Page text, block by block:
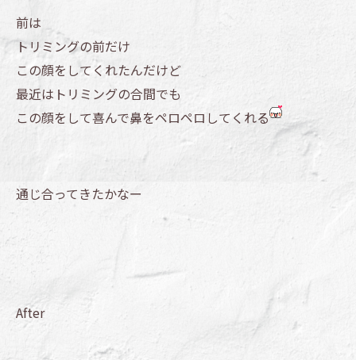
前は
トリミングの前だけ
この顔をしてくれたんだけど
最近はトリミングの合間でも
この顔をして喜んで鼻をペロペロしてくれる
通じ合ってきたかなー
After